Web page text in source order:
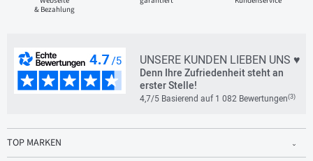
& Bezahlung
UNSERE KUNDEN LIEBEN UNS ♥
Denn Ihre Zufriedenheit steht an
erster Stelle!
4,7/5 Basierend auf 1 082 Bewertungen(3)
TOP MARKEN